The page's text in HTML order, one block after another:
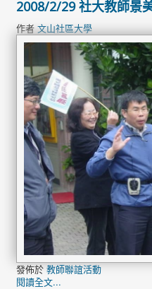
2008/2/29 社大教師景
作者文山社區大學
發佈於 教師聯誼活動
閱讀全文...